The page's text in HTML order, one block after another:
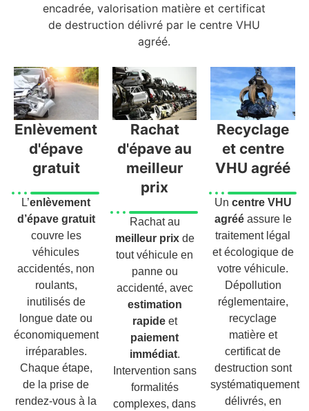
encadrée, valorisation matière et certificat
de destruction délivré par le centre VHU
agréé.
Enlèvement
d'épave
gratuit
L’enlèvement
d’épave gratuit
couvre les
véhicules
accidentés, non
roulants,
inutilisés de
longue date ou
économiquement
irréparables.
Chaque étape,
de la prise de
rendez-vous à la
Rachat
d'épave au
meilleur
prix
Rachat au
meilleur prixde
tout véhicule en
panne ou
accidenté, avec
estimation
rapideet
paiement
immédiat.
Intervention sans
formalités
complexes, dans
Recyclage
et centre
VHU agréé
Un centre VHU
agrééassure le
traitement légal
et écologique de
votre véhicule.
Dépollution
réglementaire,
recyclage
matière et
certificat de
destruction sont
systématiquement
délivrés, en